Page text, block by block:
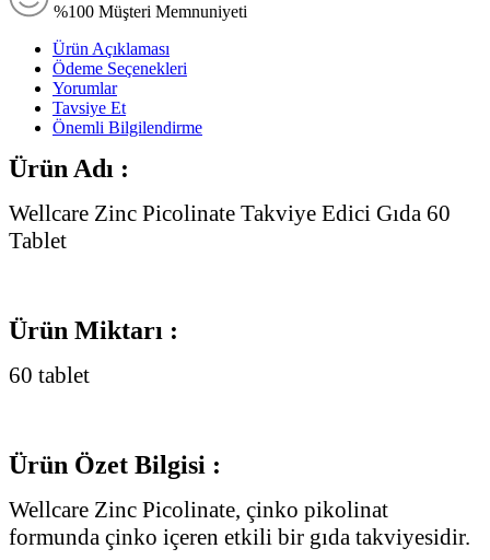
%100 Müşteri Memnuniyeti
Ürün Açıklaması
Ödeme Seçenekleri
Yorumlar
Tavsiye Et
Önemli Bilgilendirme
Ürün Adı :
Wellcare Zinc Picolinate Takviye Edici Gıda 60
Tablet
Ürün Miktarı :
60 tablet
Ürün Özet Bilgisi :
Wellcare Zinc Picolinate, çinko pikolinat
formunda çinko içeren etkili bir gıda takviyesidir.